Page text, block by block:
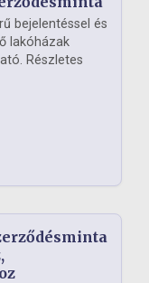
bejelentéssel és
lakóházak
Részletes